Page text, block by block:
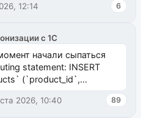
12:14 6
с 1С
начали сыпаться
statement: INSERT
(`product_id`,
2026, 10:40 89